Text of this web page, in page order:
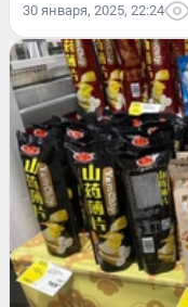
30 января, 2025, 22:24